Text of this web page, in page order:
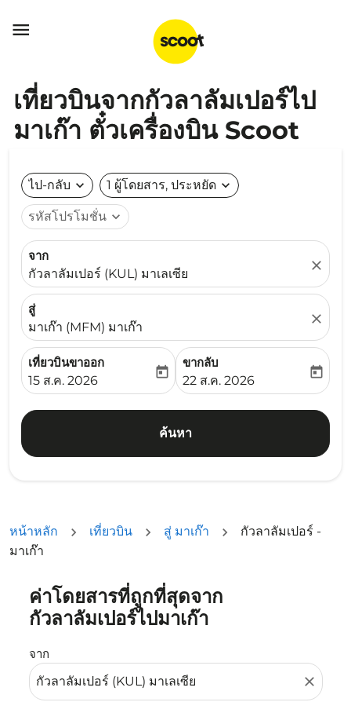

เที่ยวบินจากกัวลาลัมเปอร์ไป
มาเก๊า ตั๋วเครื่องบิน Scoot
ไป-กลับ expand_more 1 ผู้โดยสาร, ประหยัด expand_more
รหัสโปรโมชั่น expand_more
จาก
กัวลาลัมเปอร์ (KUL) มาเลเซีย
close
สู่
มาเก๊า (MFM) มาเก๊า
close
เที่ยวบินขาออก
fc-booking-departure-date-aria-label
15 ส.ค. 2026
today
ขากลับ
fc-booking-return-date-
22 ส.ค. 2026
today
ค้นหา
หน้าหลัก เที่ยวบิน สู่ มาเก๊า
กัวลาลัมเปอร์ -
มาเก๊า
ค่าโดยสารที่ถูกที่สุดจาก
กัวลาลัมเปอร์ไปมาเก๊า
จาก
close
ลองอัปเดตเส้นทางของคุณ (ต้นทางและ/หรือปลายทาง) หรื